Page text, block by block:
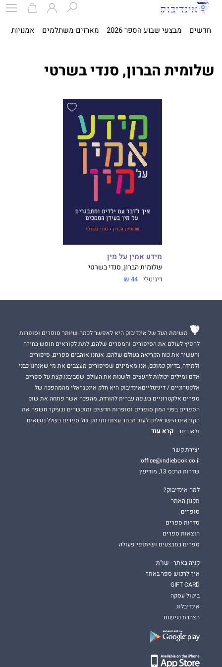
חדשים מבצעי שבוע הספר 2026 מארזים משתלמים אמנויות
שלומית הברון, סנדי בשרטי
מידע אמין על מין
שלומית הברון, סנדי בשרטי
דיגיטלי 44 ₪
משימת העל של אינדיבוק היא לאפשר לכמה שיותר סופרים וסופרות
להפיץ לעולם את הסיפורים והמסרים שלהם, לתת לקוראים חופש בחירה
והעשיר את כוח הקריאה בעולם שלהם. אנחנו אוהבים ספרים, סיפורים
ולמידה, בדיוק כמוכם, אנו מאמינים שסיפורים מעצבים את מי שאנחנו כבני
אדם ומילים יכולות להעצים ולשנות את העולם שסביבנו.קצת על ספרים
אלקטרוניים / דיגיטלייםאינדיבוק היא חלק אינטגראלי מהמהפכה של
ספרים אלקטרוניים בשפה עברית להורדה, מהפכה אשר פתחה את שוק
הספרים בפני המון סופרים וסופרות חדשים ומוכשרים ובעיקר חשפה את
הקוראים הישראלים לעוד מבחר עצום ומרתק של ספרים בשלל נושאים
וז'אנרים.
קרא עוד
יצירת קשר
office@indiebook.co.il
שדרות הרכס 13, מודיעין
למה אינדיבוק?
תקנון האתר
סופרים
סדרות ספרים
הוצאות ספרים
ספרים במבצעים ושיתופי פעולה
קניה באתר - שו"ת
איך לרכוש ספר באתר
GIFT CARD
ביטול עסקה
אינדיבלוג
הצהרת נגישות